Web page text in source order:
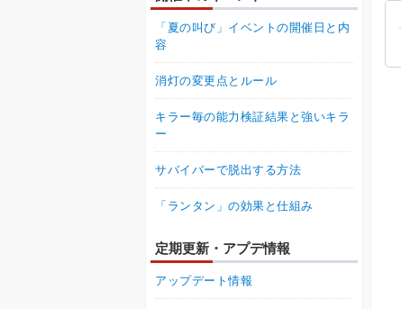
「夏の叫び」イベントの開催日と内
容
消灯の変更点とルール
キラー毎の能力検証結果と強いキラ
ー
サバイバーで脱出する方法
「ランタン」の効果と仕組み
定期更新・アプデ情報
アップデート情報